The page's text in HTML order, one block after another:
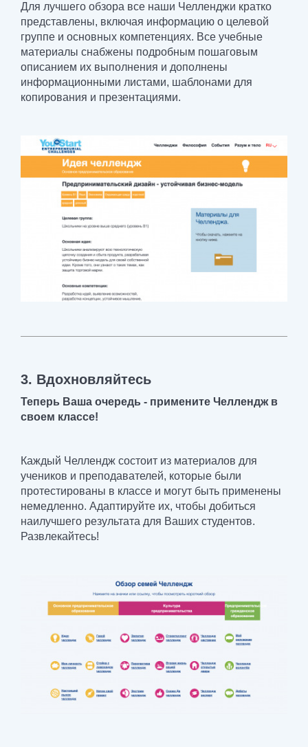
Для лучшего обзора все наши Челленджи кратко
представлены, включая информацию о целевой
группе и основных компетенциях. Все учебные
материалы снабжены подробным пошаговым
описанием их выполнения и дополнены
информационными листами, шаблонами для
копирования и презентациями.
3. Вдохновляйтесь
Теперь Ваша очередь - примените Челлендж в
своем классе!
Каждый Челлендж состоит из материалов для
учеников и преподавателей, которые были
протестированы в классе и могут быть применены
немедленно. Адаптируйте их, чтобы добиться
наилучшего результата для Ваших студентов.
Развлекайтесь!